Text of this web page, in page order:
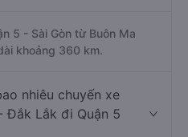
5 - Sài Gòn từ Buôn Ma
khoảng 360 km.
nhiêu chuyến xe
Đắk Lắk đi Quận 5